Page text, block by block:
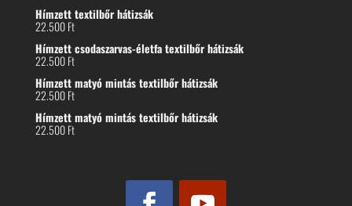
Hímzett textilbőr hátizsák
22.500Ft
Hímzett csodaszarvas-életfa textilbőr hátizsák
22.500Ft
Hímzett matyó mintás textilbőr hátizsák
22.500Ft
Hímzett matyó mintás textilbőr hátizsák
22.500Ft